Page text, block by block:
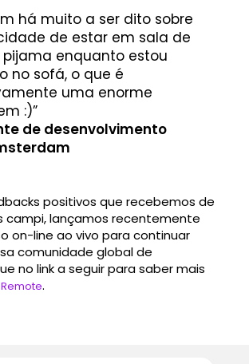
há muito a ser dito sobre
de estar em sala de
enquanto estou
no sofá, o que é
uma enorme
:)”
de desenvolvimento
positivos que recebemos de
campi, lançamos recentemente
on-line ao vivo para continuar
comunidade global de
no link a seguir para saber mais
.